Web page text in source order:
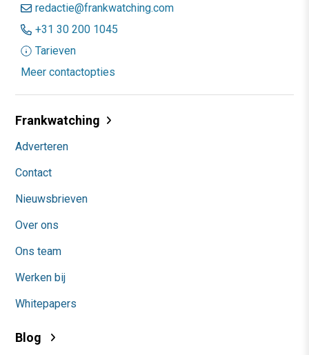
redactie@frankwatching.com
+31 30 200 1045
Tarieven
Meer contactopties
Frankwatching
Adverteren
Contact
Nieuwsbrieven
Over ons
Ons team
Werken bij
Whitepapers
Blog